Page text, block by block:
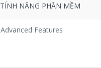
TÍNH NĂNG PHẦN MỀM
Advanced Features